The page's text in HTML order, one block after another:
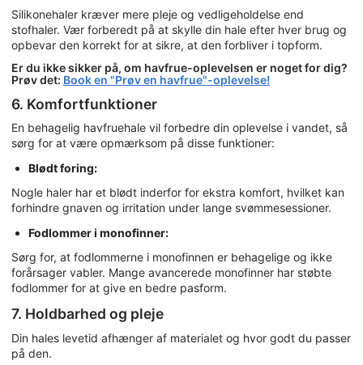
Silikonehaler kræver mere pleje og vedligeholdelse end
stofhaler. Vær forberedt på at skylle din hale efter hver brug og
opbevar den korrekt for at sikre, at den forbliver i topform.
Er du ikke sikker på, om havfrue-oplevelsen er noget for dig?
Prøv det: Book en "Prøv en havfrue"-oplevelse!
6. Komfortfunktioner
En behagelig havfruehale vil forbedre din oplevelse i vandet, så
sørg for at være opmærksom på disse funktioner:
Blødt foring:
Nogle haler har et blødt inderfor for ekstra komfort, hvilket kan
forhindre gnaven og irritation under lange svømmesessioner.
Fodlommer i monofinner:
Sørg for, at fodlommerne i monofinnen er behagelige og ikke
forårsager vabler. Mange avancerede monofinner har støbte
fodlommer for at give en bedre pasform.
7. Holdbarhed og pleje
Din hales levetid afhænger af materialet og hvor godt du passer
på den.